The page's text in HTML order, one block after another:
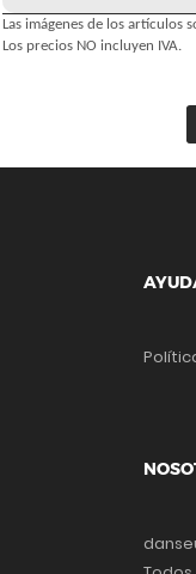
Las imágenes de los artículos
Los precios NO incluyen IVA.